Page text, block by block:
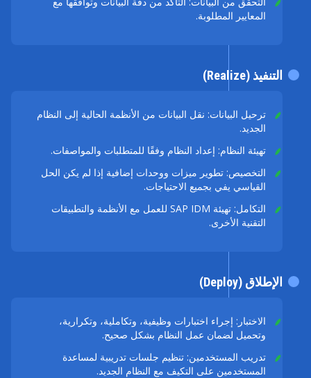
المعايير المطلوبة.
ترحيل البيانات: نقل البيانات من الأنظمة الحالية إلى النظام
الجديد.
تهيئة النظام: إعداد النظام وفقًا للمتطلبات والمواصفات.
التخصيص: تطوير ميزات ووحدات إضافية إذا لم يكن الحل
القياسي يفي بجميع الاحتياجات.
التكامل: تهيئة SAP IDM للعمل مع الأنظمة والتطبيقات
التقنية الأخرى.
التنفيذ (Realize)
الاختبار: إجراء اختبارات وظيفية، وتكاملية، وتكرارية،
وتحميل لضمان عمل النظام بشكل صحيح.
تدريب المستخدمين: تنظيم جلسات تدريبية لمساعدة
المستخدمين على التكيف مع النظام الجديد.
الإطلاق (Deploy)